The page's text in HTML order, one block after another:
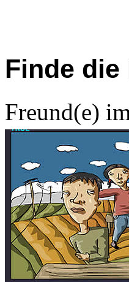
Finde die
Freund(e)